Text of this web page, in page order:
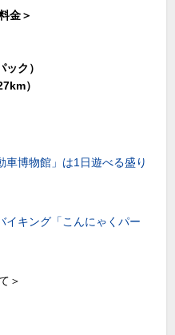
金＞
ク）
）
車博物館」は1日遊べる盛り
イキング「こんにゃくパー
＞